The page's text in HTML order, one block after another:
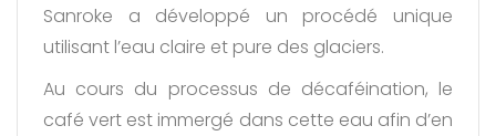
Sanroke a développé un procédé unique
utilisant l’eau claire et pure des glaciers.
Au cours du processus de décaféination, le
café vert est immergé dans cette eau afin d’en